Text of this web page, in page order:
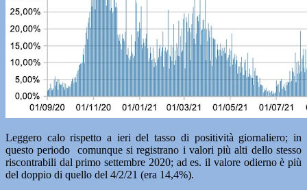
Leggero calo rispetto a ieri del tasso di positività giornaliero; in
questo periodo comunque si registrano i valori più alti dello stesso
riscontrabili dal primo settembre 2020; ad es. il valore odierno è più
del doppio di quello del 4/2/21 (era 14,4%).